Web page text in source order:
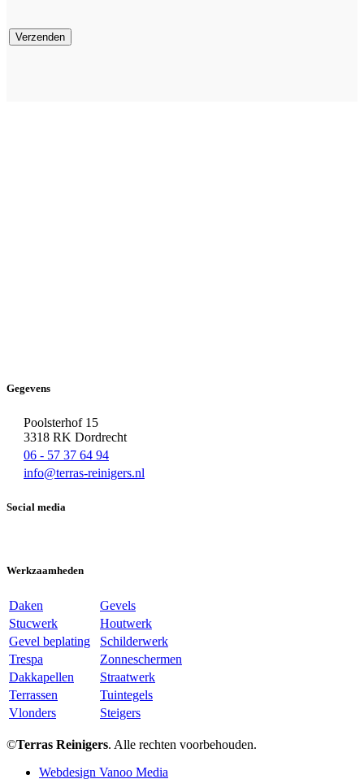
Gegevens
Poolsterhof 15
3318 RK Dordrecht
06 - 57 37 64 94
info@terras-reinigers.nl
Social media
Werkzaamheden
Daken
Gevels
Stucwerk
Houtwerk
Gevel beplating
Schilderwerk
Trespa
Zonneschermen
Dakkapellen
Straatwerk
Terrassen
Tuintegels
Vlonders
Steigers
©Terras Reinigers. Alle rechten voorbehouden.
Webdesign Vanoo Media